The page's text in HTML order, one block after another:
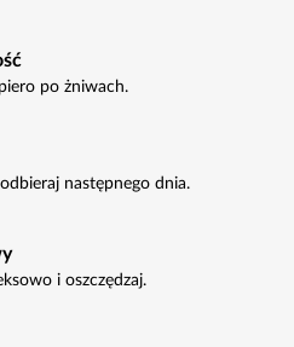
po żniwach.
następnego dnia.
i oszczędzaj.